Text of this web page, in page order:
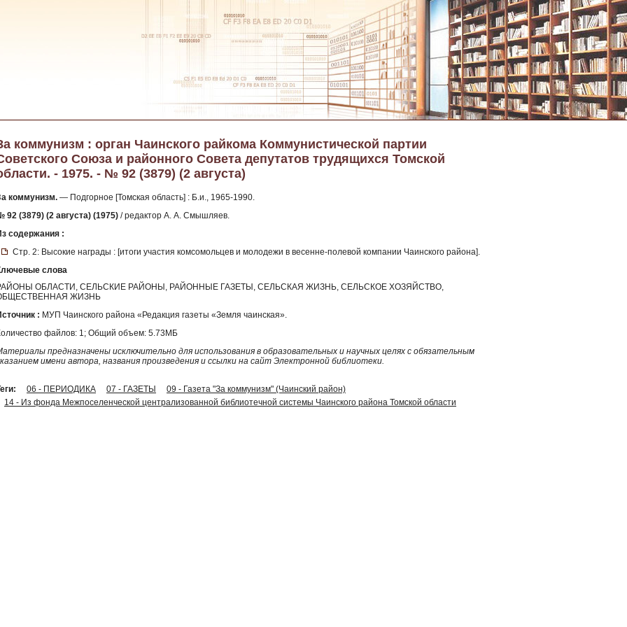
коммунизм : орган Чаинского райкома Коммунистической партии
Союза и районного Совета депутатов трудящихся Томской
- 1975. - № 92 (3879) (2 августа)
коммунизм. — Подгорное [Томская область] : Б.и., 1965-1990.
92 (3879) (2 августа) (1975) / редактор А. А. Смышляев.
содержания :
Стр. 2: Высокие награды : [итоги участия комсомольцев и молодежи в весенне-полевой компании Чаинского района].
слова
ОБЛАСТИ, СЕЛЬСКИЕ РАЙОНЫ, РАЙОННЫЕ ГАЗЕТЫ, СЕЛЬСКАЯ ЖИЗНЬ, СЕЛЬСКОЕ ХОЗЯЙСТВО,
ЖИЗНЬ
: МУП Чаинского района «Редакция газеты «Земля чаинская».
файлов: 1; Общий объем: 5.73МБ
предназначены исключительно для использования в образовательных и научных целях с обязательным
имени автора, названия произведения и ссылки на сайт Электронной библиотеки.
06 - ПЕРИОДИКА 07 - ГАЗЕТЫ
09 - Газета "За коммунизм" (Чаинский район)
14 - Из фонда Межпоселенческой централизованной библиотечной системы Чаинского района Томской области